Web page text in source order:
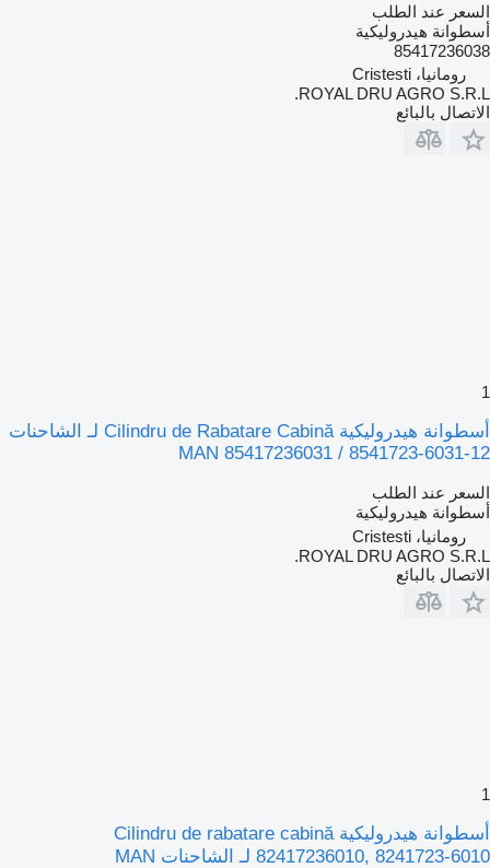
السعر عند الطلب
أسطوانة هيدروليكية
85417236038
رومانيا، Cristesti
ROYAL DRU AGRO S.R.L.
الاتصال بالبائع
1
أسطوانة هيدروليكية Cilindru de Rabatare Cabină لـ الشاحنات
MAN 85417236031 / 8541723-6031-12
السعر عند الطلب
أسطوانة هيدروليكية
رومانيا، Cristesti
ROYAL DRU AGRO S.R.L.
الاتصال بالبائع
1
أسطوانة هيدروليكية Cilindru de rabatare cabină
82417236010, 8241723-6010 لـ الشاحنات MAN